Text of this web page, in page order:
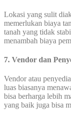
Lokasi yang sulit
memerlukan biaya
tanah yang tidak
menambah biaya
7. Vendor dan
Vendor atau
luas biasanya
bisa berharga lebih
yang baik juga bisa